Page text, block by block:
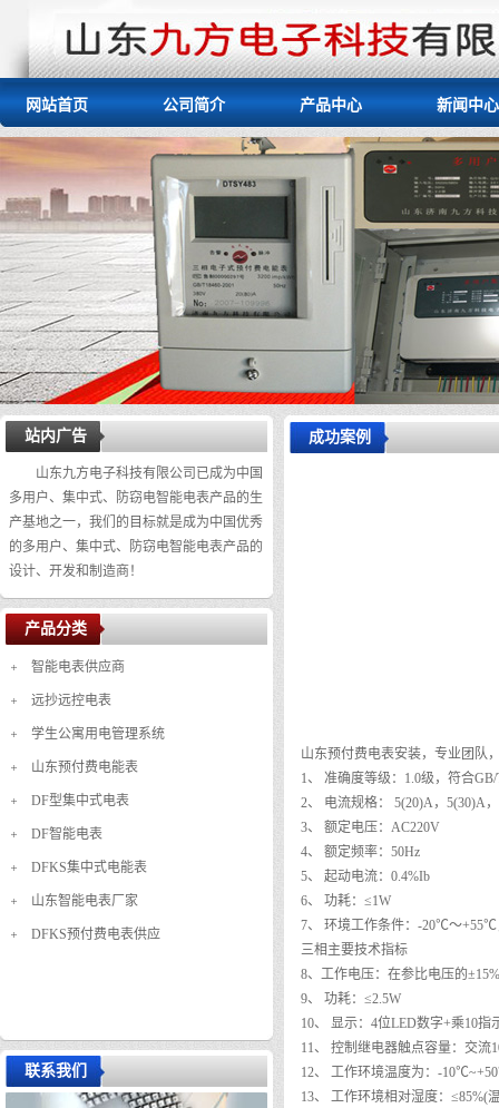
网站首页 公司简介 产品中心 新闻中心
站内广告
山东九方电子科技有限公司已成为中国
多用户、集中式、防窃电智能电表产品的生
产基地之一，我们的目标就是成为中国优秀
的多用户、集中式、防窃电智能电表产品的
设计、开发和制造商！
产品分类
智能电表供应商
远抄远控电表
学生公寓用电管理系统
山东预付费电能表
DF型集中式电表
DF智能电表
DFKS集中式电能表
山东智能电表厂家
DFKS预付费电表供应
联系我们
成功案例
山东预付费电表安装，专业团队
1、 准确度等级：1.0级，符合GB/
2、 电流规格： 5(20)A，5(30)A
3、 额定电压：AC220V
4、 额定频率：50Hz
5、 起动电流：0.4%Ib
6、 功耗：≤1W
7、 环境工作条件：-20℃～
三相主要技术指标
8、工作电压：在参比电压的
9、 功耗：≤2.5W
10、 显示：4位LED数字+乘10
11、 控制继电器触点容量：交流
12、 工作环境温度为：-
13、 工作环境相对湿度：≤85%(